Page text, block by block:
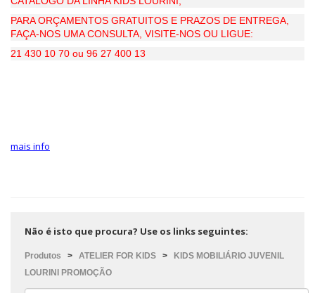
PARA ORÇAMENTOS GRATUITOS E PRAZOS DE ENTREGA,
FAÇA-NOS UMA CONSULTA, VISITE-NOS OU LIGUE:
21 430 10 70 ou 96 27 400 13
mais info
Não é isto que procura? Use os links seguintes:
Produtos > ATELIER FOR KIDS > KIDS MOBILIÁRIO JUVENIL
LOURINI PROMOÇÃO